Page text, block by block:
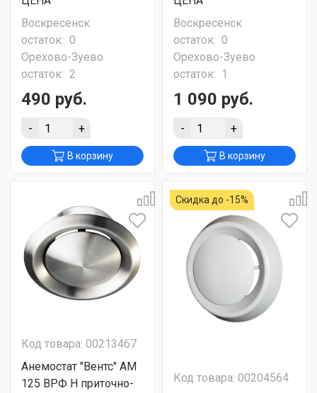
Воскресенск
остаток: 0
Орехово-Зуево
остаток: 2
490 руб.
- +
В корзину
Воскресенск
остаток: 0
Орехово-Зуево
остаток: 1
1 090 руб.
- +
В корзину
Код товара: 00213467
Анемостат "Вентс" АМ
125 ВРФ Н приточно-
Скидка до -15%
Код товара: 00204564